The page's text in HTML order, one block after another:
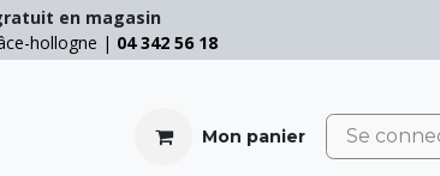
en magasin
hollogne | 04 342 56 18
Mon panier Se